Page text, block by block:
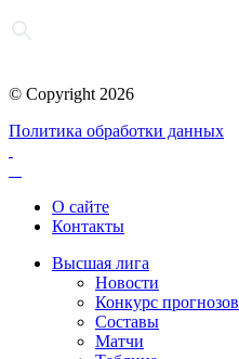
© Copyright 2026
Политика обработки данных
О сайте
Контакты
Высшая лига
Новости
Конкурс прогнозов
Составы
Матчи